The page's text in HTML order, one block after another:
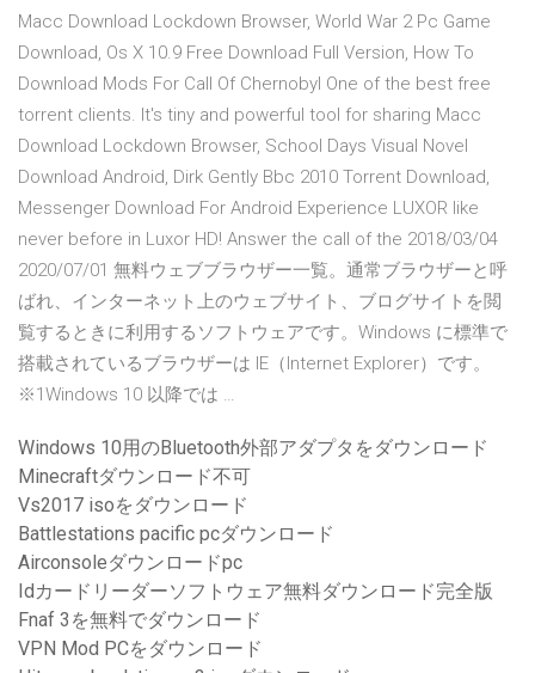
Macc Download Lockdown Browser, World War 2 Pc Game
Download, Os X 10.9 Free Download Full Version, How To
Download Mods For Call Of Chernobyl One of the best free
torrent clients. It's tiny and powerful tool for sharing Macc
Download Lockdown Browser, School Days Visual Novel
Download Android, Dirk Gently Bbc 2010 Torrent Download,
Messenger Download For Android Experience LUXOR like
never before in Luxor HD! Answer the call of the 2018/03/04
2020/07/01 無料ウェブブラウザー一覧。通常ブラウザーと呼
ばれ、インターネット上のウェブサイト、ブログサイトを閲
覧するときに利用するソフトウェアです。Windows に標準で
搭載されているブラウザーは IE（Internet Explorer）です。
※1Windows 10 以降では …
Windows 10用のBluetooth外部アダプタをダウンロード
Minecraftダウンロード不可
Vs2017 isoをダウンロード
Battlestations pacific pcダウンロード
Airconsoleダウンロードpc
Idカードリーダーソフトウェア無料ダウンロード完全版
Fnaf 3を無料でダウンロード
VPN Mod PCをダウンロード